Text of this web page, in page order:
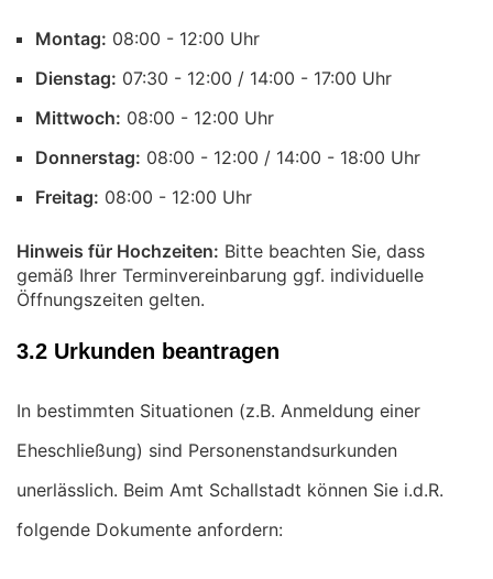
Montag:
Uhr
Dienstag:
Uhr
Mittwoch:
Uhr
Donnerstag:
Uhr
Freitag:
Uhr
Hinweis für Hochzeiten: Bitte beachten Sie, dass
gemäß Ihrer Terminvereinbarung ggf. individuelle
Öffnungszeiten gelten.
3.2 Urkunden beantragen
In bestimmten Situationen (z.B. Anmeldung einer
Eheschließung) sind Personenstandsurkunden
unerlässlich. Beim Amt Schallstadt können Sie i.d.R.
folgende Dokumente anfordern: